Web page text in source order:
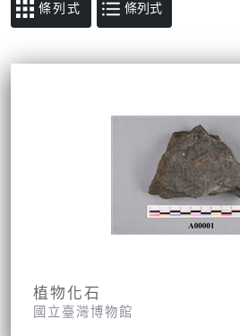
條列式
植物化石
國立臺灣博物館